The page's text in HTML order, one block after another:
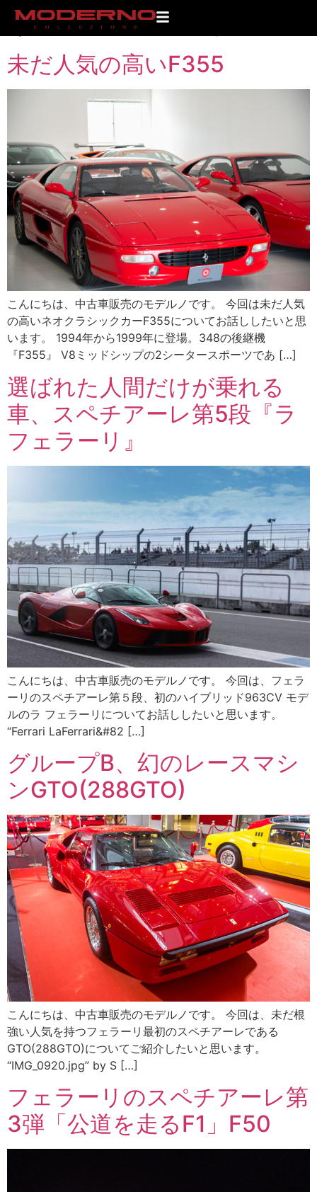
タグ:フェラーリ
未だ人気の高いF355
こんにちは、中古車販売のモデルノです。 今回は未だ人気
の高いネオクラシックカーF355についてお話ししたいと思
います。 1994年から1999年に登場。348の後継機
『F355』 V8ミッドシップの2シータースポーツであ […]
選ばれた人間だけが乗れる
車、スペチアーレ第5段『ラ
フェラーリ』
こんにちは、中古車販売のモデルノです。 今回は、フェラ
ーリのスペチアーレ第５段、初のハイブリッド963CV モデ
ルのラ フェラーリについてお話ししたいと思います。
“Ferrari LaFerrari&#82 […]
グループB、幻のレースマシ
ンGTO(288GTO)
こんにちは、中古車販売のモデルノです。 今回は、未だ根
強い人気を持つフェラーリ最初のスペチアーレである
GTO(288GTO)についてご紹介したいと思います。
“IMG_0920.jpg” by S […]
フェラーリのスペチアーレ第
3弾「公道を走るF1」F50